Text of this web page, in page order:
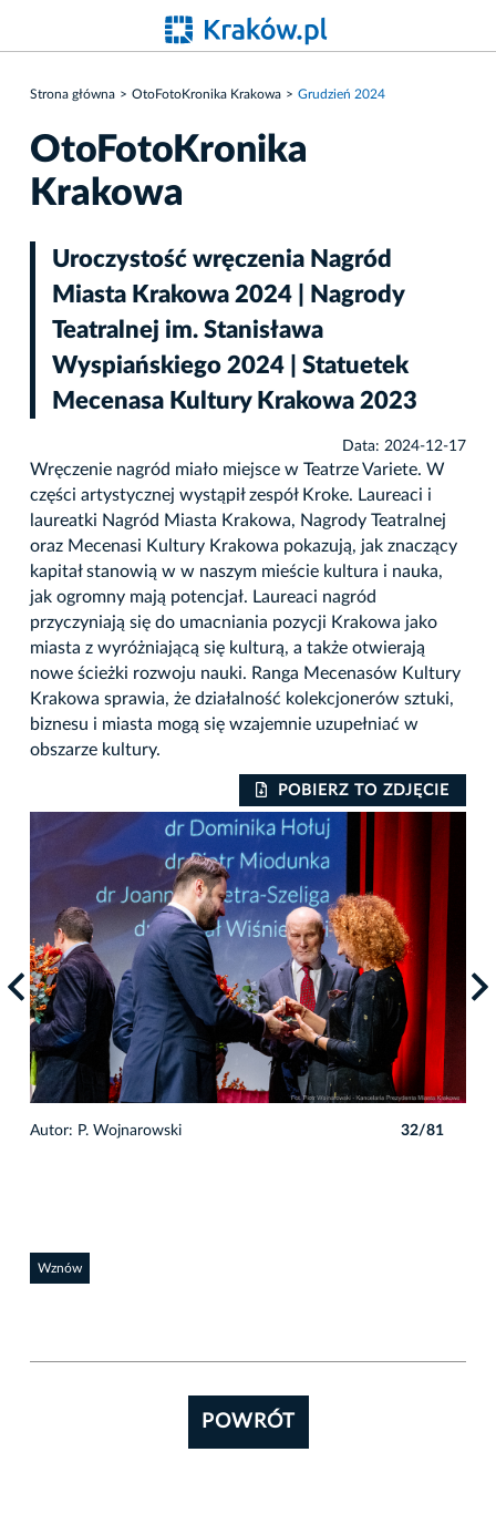
Strona główna OtoFotoKronika Krakowa Grudzień 2024
OtoFotoKronika
Krakowa
Uroczystość wręczenia Nagród
Miasta Krakowa 2024 | Nagrody
Teatralnej im. Stanisława
Wyspiańskiego 2024 | Statuetek
Mecenasa Kultury Krakowa 2023
Data: 2024-12-17
Wręczenie nagród miało miejsce w Teatrze Variete. W
części artystycznej wystąpił zespół Kroke. Laureaci i
laureatki Nagród Miasta Krakowa, Nagrody Teatralnej
oraz Mecenasi Kultury Krakowa pokazują, jak znaczący
kapitał stanowią w w naszym mieście kultura i nauka,
jak ogromny mają potencjał. Laureaci nagród
przyczyniają się do umacniania pozycji Krakowa jako
miasta z wyróżniającą się kulturą, a także otwierają
nowe ścieżki rozwoju nauki. Ranga Mecenasów Kultury
Krakowa sprawia, że działalność kolekcjonerów sztuki,
biznesu i miasta mogą się wzajemnie uzupełniać w
obszarze kultury.
POBIERZ TO ZDJĘCIE
Autor: P. Wojnarowski 32/81
Wznów
POWRÓT